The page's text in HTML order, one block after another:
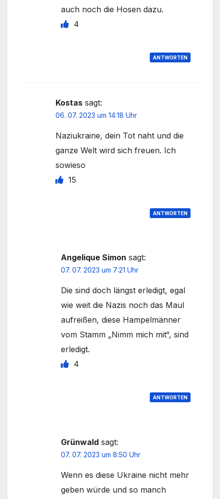
auch noch die Hosen dazu.
4
ANTWORTEN
Kostas sagt:
06. 07. 2023 um 14:18 Uhr
Naziukraine, dein Tot naht und die
ganze Welt wird sich freuen. Ich
sowieso
15
ANTWORTEN
Angelique Simon sagt:
07. 07. 2023 um 7:21 Uhr
Die sind doch längst erledigt, egal
wie weit die Nazis noch das Maul
aufreißen, diese Hampelmänner
vom Stamm „Nimm mich mit“, sind
erledigt.
4
ANTWORTEN
Grünwald sagt:
07. 07. 2023 um 8:50 Uhr
Wenn es diese Ukraine nicht mehr
geben würde und so manch